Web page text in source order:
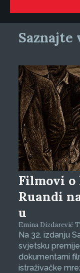
Saznajte
Filmovi
Ruandi
u
Emina Dizdarević
Na 32. izdanju
svjetsku
dokumentarni
istraživačke